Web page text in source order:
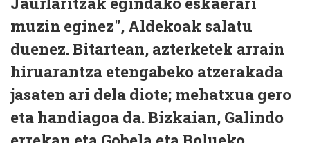
muzin eginez", Aldekoak salatu
duenez. Bitartean, azterketek arrain
hiruarantza etengabeko atzerakada
jasaten ari dela diote; mehatxua gero
eta handiagoa da. Bizkaian, Galindo